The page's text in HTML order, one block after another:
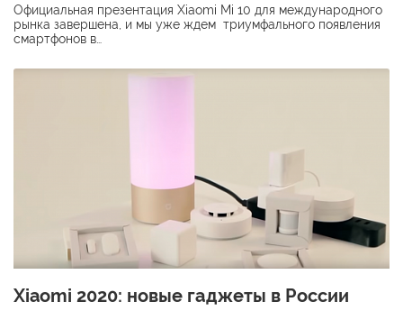
Официальная презентация Xiaomi Mi 10 для международного
рынка завершена, и мы уже ждем триумфального появления
смартфонов в…
Xiaomi 2020: новые гаджеты в России